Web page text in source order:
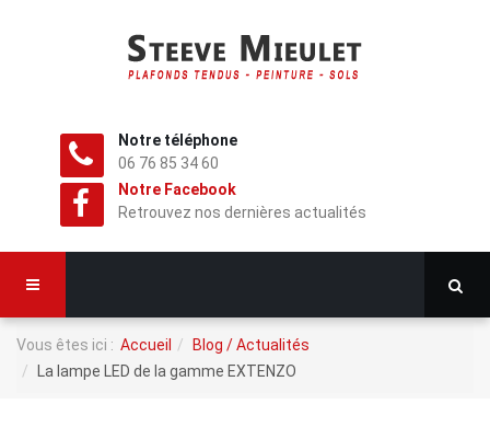
Notre téléphone
06 76 85 34 60
Notre Facebook
Retrouvez nos dernières actualités
Vous êtes ici : Accueil
Blog / Actualités
La lampe LED de la gamme EXTENZO